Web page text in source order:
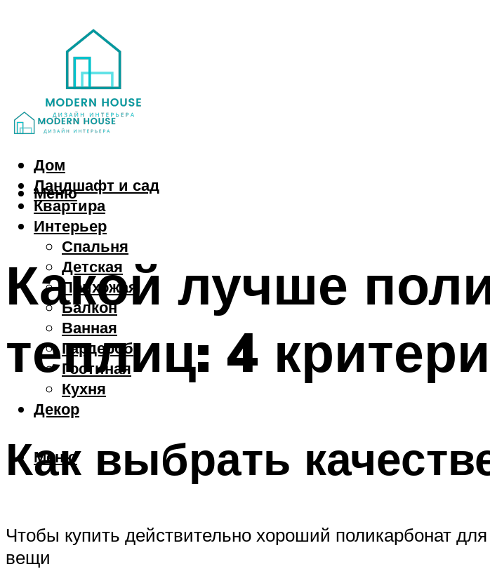
Дом
Ландшафт и сад
Квартира
Интерьер
Спальня
Детская
Прихожая
Балкон
Ванная
Гардероб
Гостиная
Кухня
Декор
Меню
Меню
Какой лучше
теплиц: 4
Как выбрать
Чтобы купить действительно хороший поликарбонат
вещи